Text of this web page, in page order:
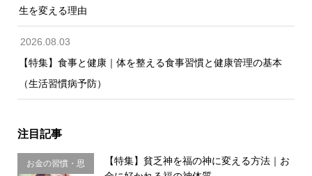
生を変える理由
2026.08.03
【特集】食事と健康｜体を整える食事習慣と健康管理の基本
（生活習慣病予防）
注目記事
お金の習慣・思
【特集】貧乏神を福の神に変える方法｜お